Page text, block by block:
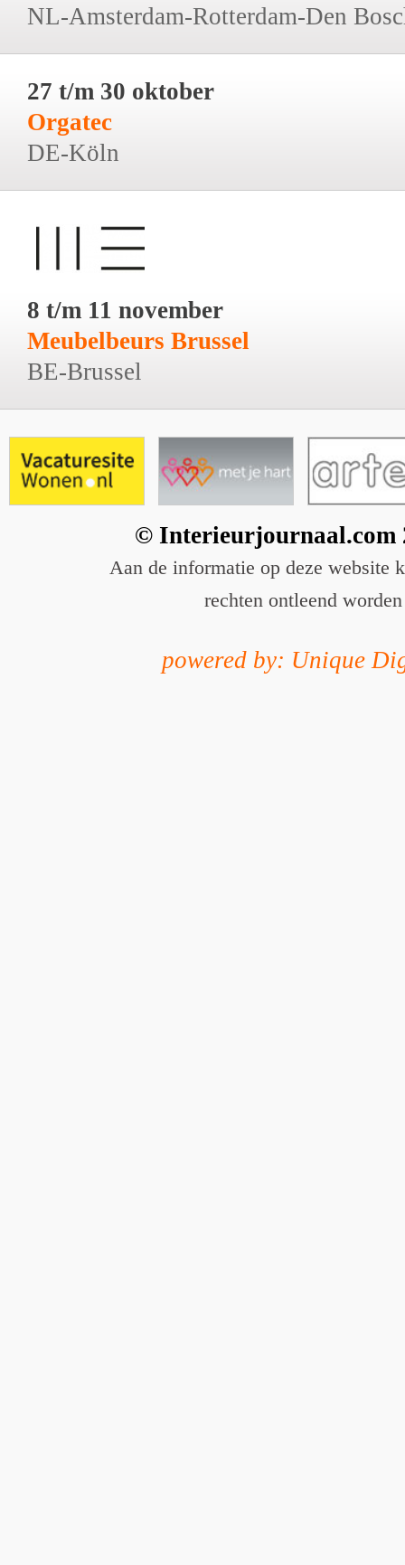
NL-Amsterdam-Rotterdam-Den
27 t/m 30 oktober
Orgatec
DE-Köln
8 t/m 11 november
Meubelbeurs Brussel
BE-Brussel
© Interieurjournaal.com
Aan de informatie op deze website
rechten ontleend worden
powered by: Unique